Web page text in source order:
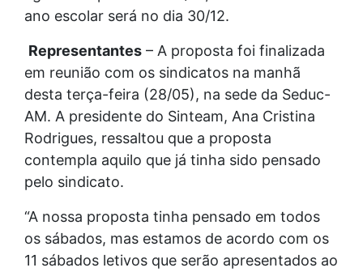
ano escolar será no dia 30/12.
Representantes – A proposta foi finalizada
em reunião com os sindicatos na manhã
desta terça-feira (28/05), na sede da Seduc-
AM. A presidente do Sinteam, Ana Cristina
Rodrigues, ressaltou que a proposta
contempla aquilo que já tinha sido pensado
pelo sindicato.
“A nossa proposta tinha pensado em todos
os sábados, mas estamos de acordo com os
11 sábados letivos que serão apresentados ao